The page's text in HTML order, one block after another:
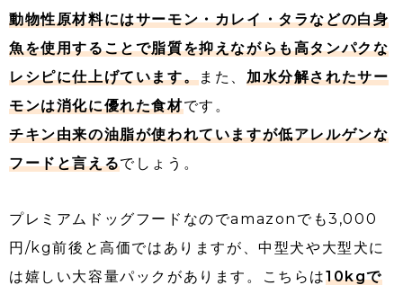
動物性原材料にはサーモン・カレイ・タラなどの白身
魚を使用することで脂質を抑えながらも高タンパクな
レシピに仕上げています。また、加水分解されたサー
モンは消化に優れた食材です。
チキン由来の油脂が使われていますが低アレルゲンな
フードと言えるでしょう。
プレミアムドッグフードなのでamazonでも3,000
円/kg前後と高価ではありますが、中型犬や大型犬に
は嬉しい大容量パックがあります。こちらは10kgで